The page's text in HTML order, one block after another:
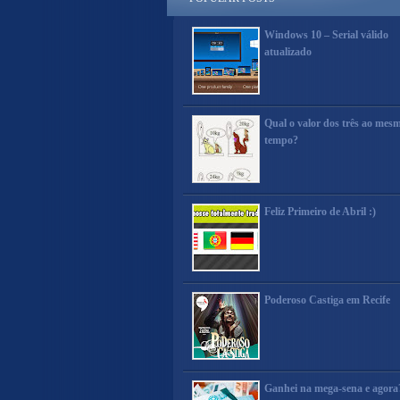
Windows 10 – Serial válido
atualizado
Qual o valor dos três ao
tempo?
Feliz Primeiro de Abril :)
Poderoso Castiga em Recife
Ganhei na mega-sena e